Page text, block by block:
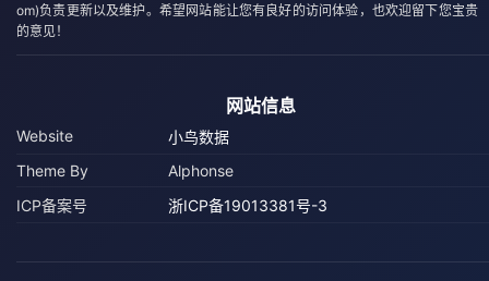
om)负责更新以及维护。希望网站能让您有良好的访问体验，也欢迎留下您宝贵
的意见！
网站信息
Website
小鸟数据
Theme By
Alphonse
ICP备案号
浙ICP备19013381号-3